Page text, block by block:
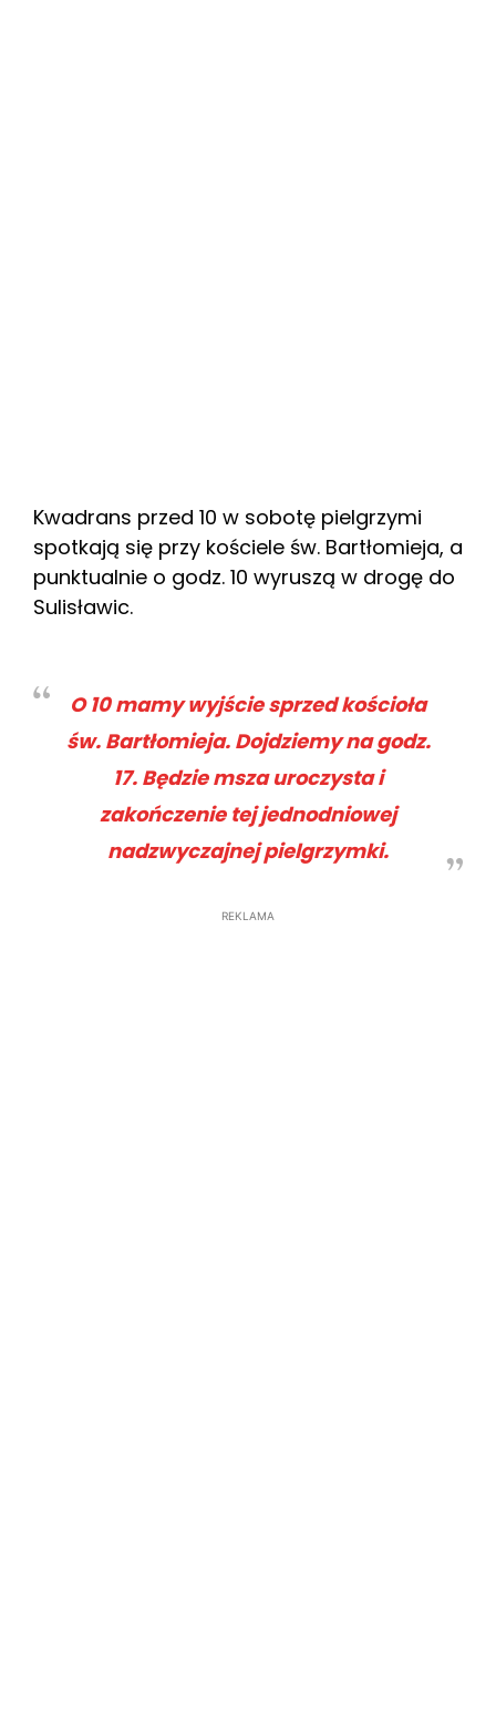
Kwadrans przed 10 w sobotę pielgrzymi
spotkają się przy kościele św. Bartłomieja, a
punktualnie o godz. 10 wyruszą w drogę do
Sulisławic.
O 10 mamy wyjście sprzed kościoła
św. Bartłomieja. Dojdziemy na godz.
17. Będzie msza uroczysta i
zakończenie tej jednodniowej
nadzwyczajnej pielgrzymki.
REKLAMA